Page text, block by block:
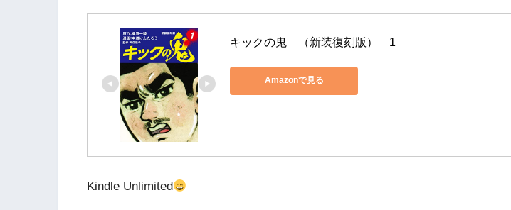
キックの鬼　（新装復刻版）　1
Amazonで見る
Kindle Unlimited